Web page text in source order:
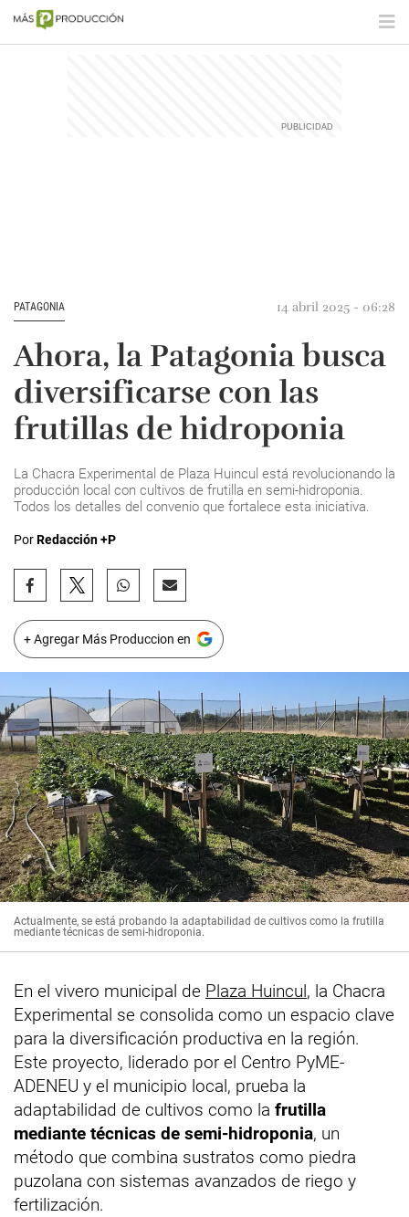
PATAGONIA 14 abril 2025 - 06:28
Ahora, la Patagonia busca
diversificarse con las
frutillas de hidroponia
La Chacra Experimental de Plaza Huincul está revolucionando la
producción local con cultivos de frutilla en semi-hidroponia.
Todos los detalles del convenio que fortalece esta iniciativa.
PorRedacción +P
+ Agregar Más Produccion en
Actualmente, se está probando la adaptabilidad de cultivos como la frutilla
mediante técnicas de semi-hidroponia.
En el vivero municipal de Plaza Huincul, la Chacra
Experimental se consolida como un espacio clave
para la diversificación productiva en la región.
Este proyecto, liderado por el Centro PyME-
ADENEU y el municipio local, prueba la
adaptabilidad de cultivos como la frutilla
mediante técnicas de semi-hidroponia, un
método que combina sustratos como piedra
puzolana con sistemas avanzados de riego y
fertilización.